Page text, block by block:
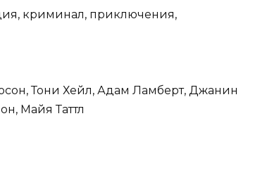
криминал, приключения,
Тони Хейл, Адам Ламберт, Джанин
Майя Таттл